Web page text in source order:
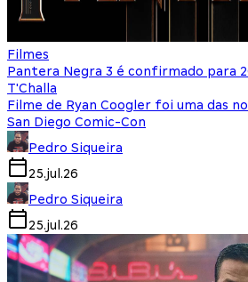
Filmes
Pantera Negra 3 é confirmado para
T'Challa
Filme de Ryan Coogler foi uma das
San Diego Comic-Con
Pedro Siqueira
25.jul.26
Pedro Siqueira
25.jul.26